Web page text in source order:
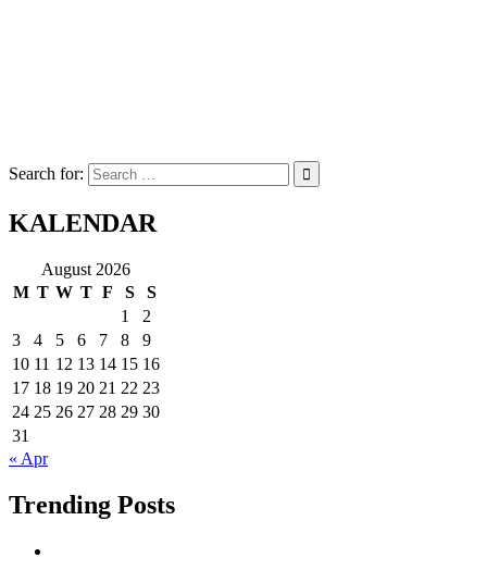
Search for:
KALENDAR
August 2026
M T W T F S
S
1
2
3
4 5 6 7 8
9
10 11 12 13 14 15 16
17 18 19 20 21 22 23
24 25 26 27 28 29 30
31
« Apr
Trending Posts